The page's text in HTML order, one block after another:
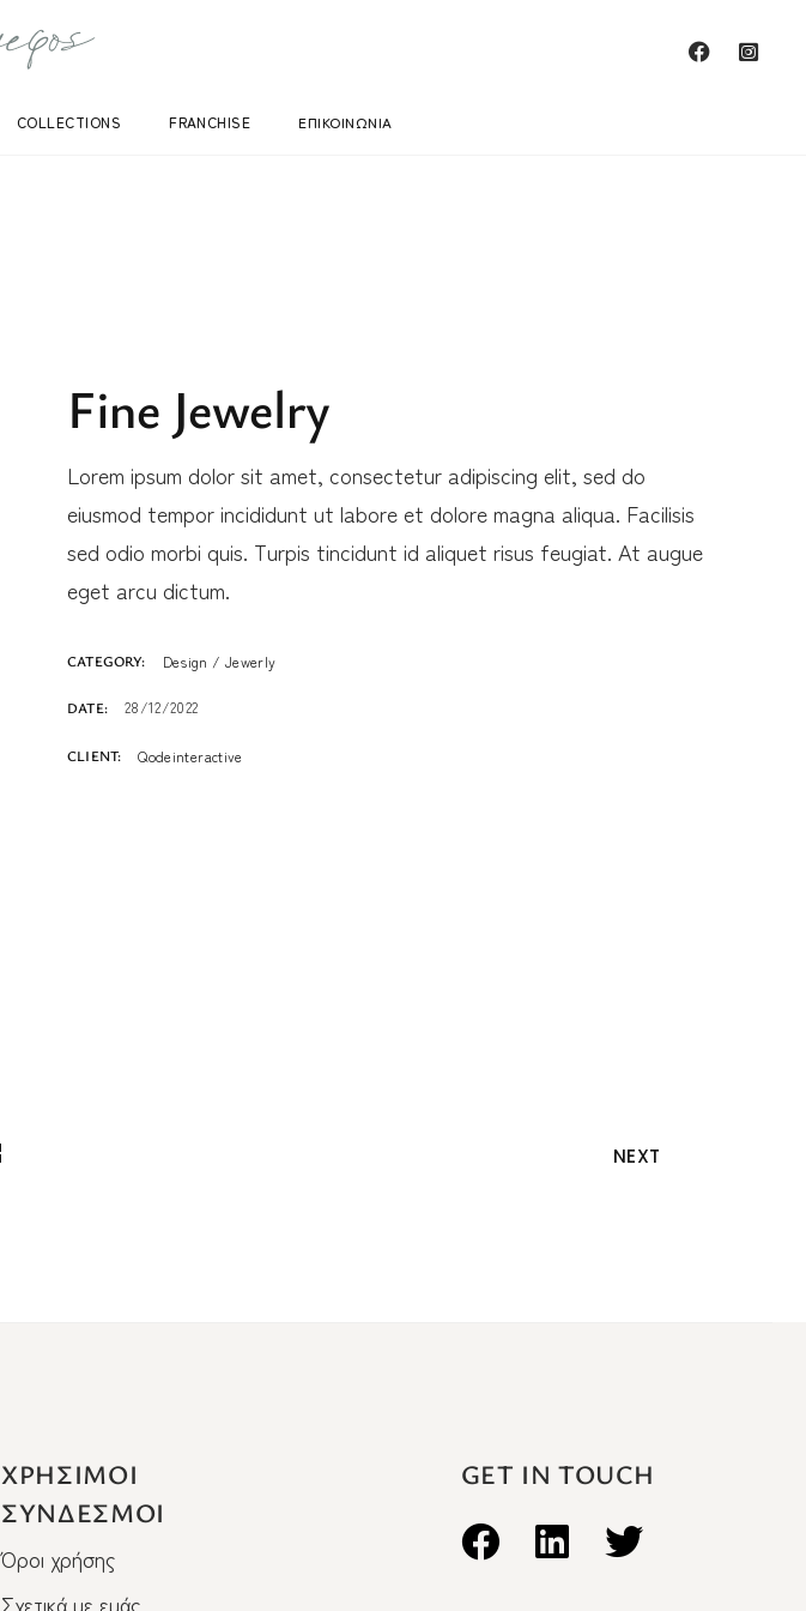
COLLECTIONS FRANCHISE ΕΠΙΚΟΙΝΩΝΙΑ
EYEFOS COLLECTION
Fine Jewelry
Lorem ipsum dolor sit amet, consectetur adipiscing elit, sed do
eiusmod tempor incididunt ut labore et dolore magna aliqua. Facilisis
sed odio morbi quis. Turpis tincidunt id aliquet risus feugiat. At augue
eget arcu dictum.
CATEGORY: Design Jewerly
DATE: 28/12/2022
CLIENT: Qodeinteractive
NEXT
ΧΡΗΣΙΜΟΙ
ΣΥΝΔΕΣΜΟΙ
Όροι χρήσης
Σχετικά με εμάς
GET IN TOUCH